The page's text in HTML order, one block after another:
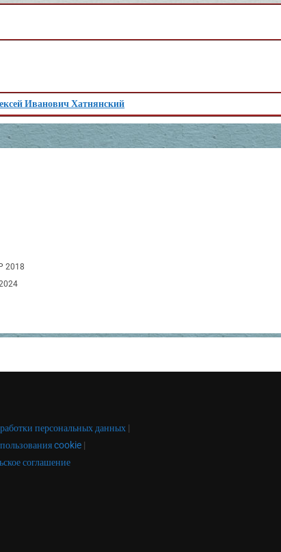
Иванович Хатнянский
2018
персональных данных |
cookie |
соглашение